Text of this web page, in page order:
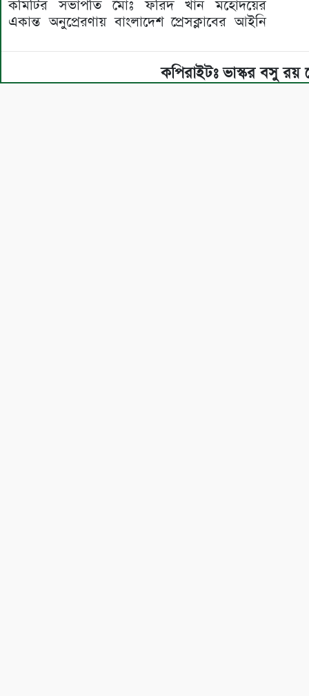
কমিটির সভাপতি মোঃ ফরিদ খাঁন মহোদয়ের
একান্ত অনুপ্রেরণায় বাংলাদেশ প্রেসক্লাবের আইনি
কপিরাইটঃ ভাস্কর বসু